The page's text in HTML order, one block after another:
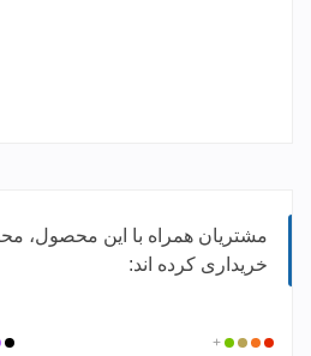
مشتریان همراه با این محصول،
خریداری کرده اند:
قرمز
زردکرمسبز
+